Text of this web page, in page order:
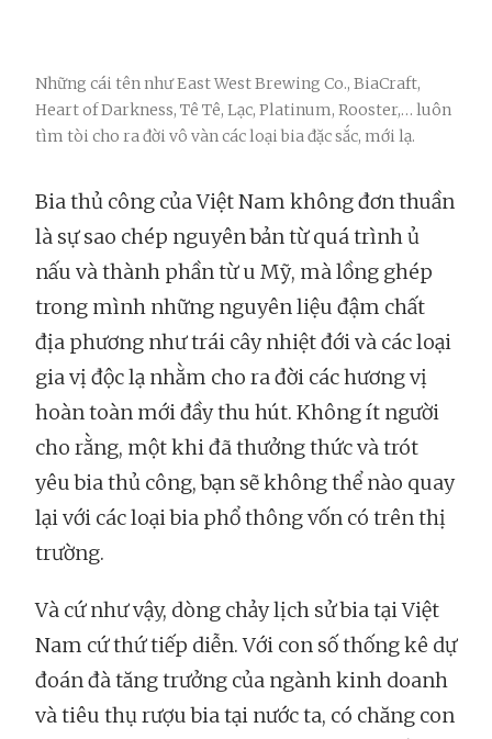
Những cái tên như East West Brewing Co., BiaCraft,
Heart of Darkness, Tê Tê, Lạc, Platinum, Rooster,… luôn
tìm tòi cho ra đời vô vàn các loại bia đặc sắc, mới lạ.
Bia thủ công của Việt Nam không đơn thuần
là sự sao chép nguyên bản từ quá trình ủ
nấu và thành phần từ u Mỹ, mà lồng ghép
trong mình những nguyên liệu đậm chất
địa phương như trái cây nhiệt đới và các loại
gia vị độc lạ nhằm cho ra đời các hương vị
hoàn toàn mới đầy thu hút. Không ít người
cho rằng, một khi đã thưởng thức và trót
yêu bia thủ công, bạn sẽ không thể nào quay
lại với các loại bia phổ thông vốn có trên thị
trường.
Và cứ như vậy, dòng chảy lịch sử bia tại Việt
Nam cứ thứ tiếp diễn. Với con số thống kê dự
đoán đà tăng trưởng của ngành kinh doanh
và tiêu thụ rượu bia tại nước ta, có chăng con